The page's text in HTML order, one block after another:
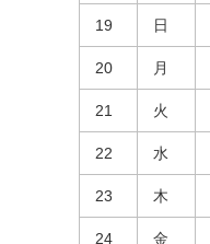
19 日
20 月
21 火
22 水
23 木
24 金